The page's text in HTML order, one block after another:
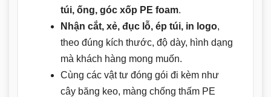
túi, ống, góc xốp PE foam.
Nhận cắt, xẻ, đục lỗ, ép túi, in logo,
theo đúng kích thước, độ dày, hình dạng
mà khách hàng mong muốn.
Cùng các vật tư đóng gói đi kèm như
cây băng keo, màng chống thấm PE